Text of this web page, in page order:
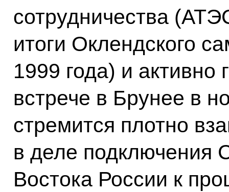
сотрудничества
итоги Оклендского
1999 года) и активно
встрече в Брунее в
стремится плотно
в деле подключения
Востока России к